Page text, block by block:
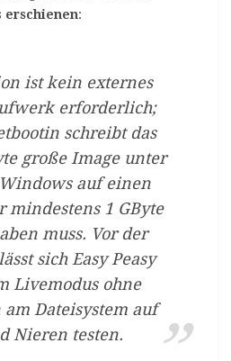
erschienen:
ist kein externes
erforderlich;
schreibt das
große Image unter
auf einen
mindestens 1 GByte
muss. Vor der
sich Easy Peasy
Livemodus ohne
Dateisystem auf
Nieren testen.